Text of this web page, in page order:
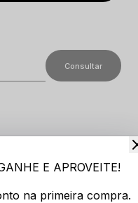
PIX
E APROVEITE!
na primeira compra.